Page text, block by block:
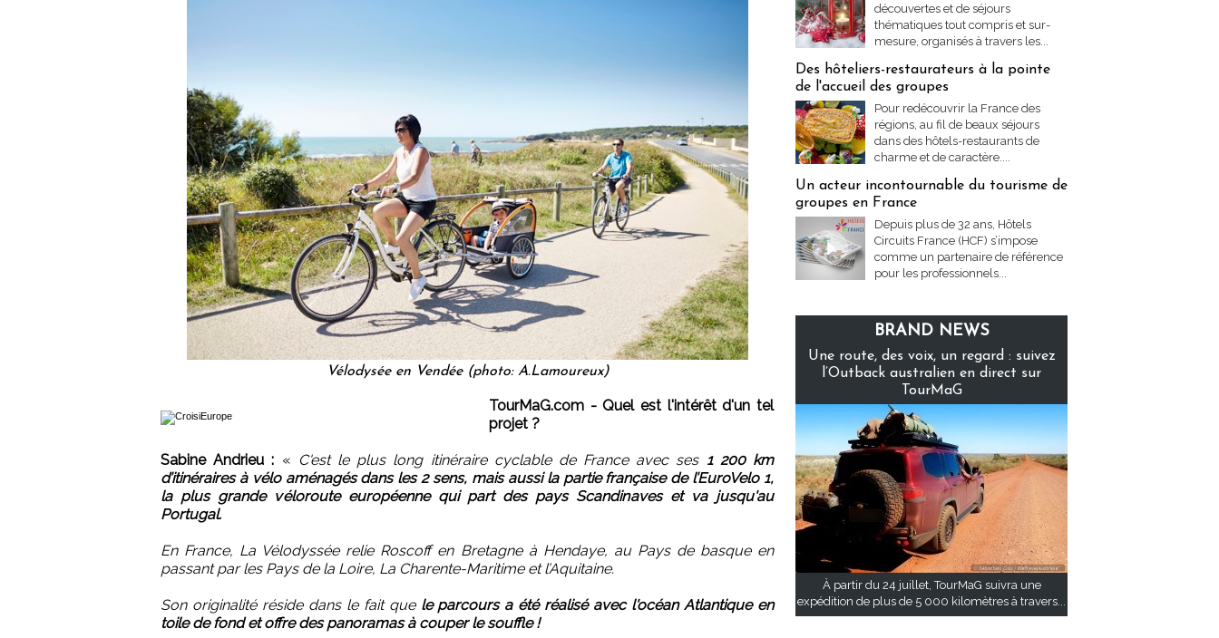
Vélodysée en Vendée (photo: A.Lamoureux)
TourMaG.com - Quel est l'intérêt d'un tel
projet ?
Sabine Andrieu : « C'est le plus long itinéraire cyclable de France avec ses 1 200 km
d’itinéraires à vélo aménagés dans les 2 sens, mais aussi la partie française de l’EuroVelo 1,
la plus grande véloroute européenne qui part des pays Scandinaves et va jusqu'au
Portugal.
En France, La Vélodyssée relie Roscoff en Bretagne à Hendaye, au Pays de basque en
passant par les Pays de la Loire, La Charente-Maritime et l’Aquitaine.
Son originalité réside dans le fait que le parcours a été réalisé avec l'océan Atlantique en
toile de fond et offre des panoramas à couper le souffle !
découvertes et de séjours
thématiques tout compris et sur-
mesure, organisés à travers les...
Des hôteliers-restaurateurs à la pointe
de l'accueil des groupes
Pour redécouvrir la France des
régions, au fil de beaux séjours
dans des hôtels-restaurants de
charme et de caractère....
Un acteur incontournable du tourisme de
groupes en France
Depuis plus de 32 ans, Hôtels
Circuits France (HCF) s’impose
comme un partenaire de référence
pour les professionnels...
BRAND NEWS
Une route, des voix, un regard : suivez
l’Outback australien en direct sur
TourMaG
À partir du 24 juillet, TourMaG suivra une
expédition de plus de 5 000 kilomètres à travers...